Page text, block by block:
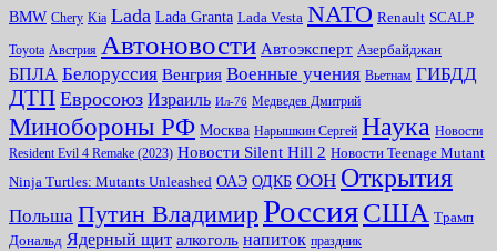
BMW Chery Kia Lada Lada Granta Lada Vesta NATO Renault SCALP
Toyota Австрия Автоновости Автоэксперт Азербайджан
БПЛА Белоруссия Венгрия Военные учения Вьетнам ГИБДД
ДТП Евросоюз Израиль Ил-76 Медведев Дмитрий
Минoбороны РФ Москва Нарышкин Сергей Наука Новости
Resident Evil 4 Remake (2023) Новости Silent Hill 2 Новости Teenage Mutant
Ninja Turtles: Mutants Unleashed ОАЭ ОДКБ ООН Открытия
Польша Путин ВладимирРоссияСША Трамп
Дональд Ядерный щит алкоголь напиток праздник